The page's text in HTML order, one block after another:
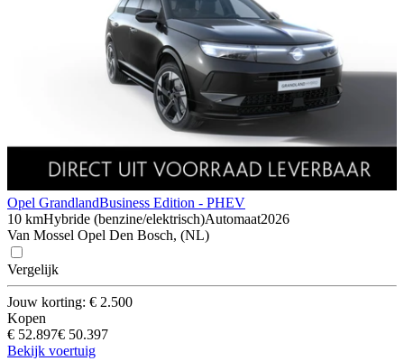
Opel GrandlandBusiness Edition - PHEV
10 kmHybride (benzine/elektrisch)Automaat2026
Van Mossel Opel Den Bosch, (NL)
Vergelijk
Jouw korting: € 2.500
Kopen
€ 52.897€ 50.397
Bekijk voertuig